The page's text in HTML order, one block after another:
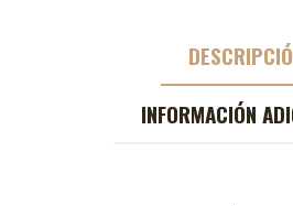
INFORMACIÓN